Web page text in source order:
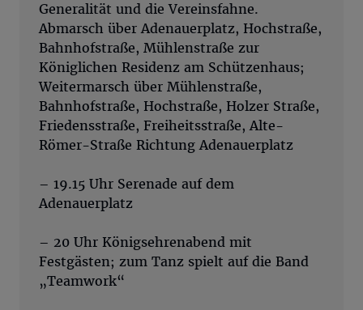
Generalität und die Vereinsfahne.
Abmarsch über Adenauerplatz, Hochstraße,
Bahnhofstraße, Mühlenstraße zur
Königlichen Residenz am Schützenhaus;
Weitermarsch über Mühlenstraße,
Bahnhofstraße, Hochstraße, Holzer Straße,
Friedensstraße, Freiheitsstraße, Alte-
Römer-Straße Richtung Adenauerplatz
– 19.15 Uhr Serenade auf dem
Adenauerplatz
– 20 Uhr Königsehrenabend mit
Festgästen; zum Tanz spielt auf die Band
„Teamwork“